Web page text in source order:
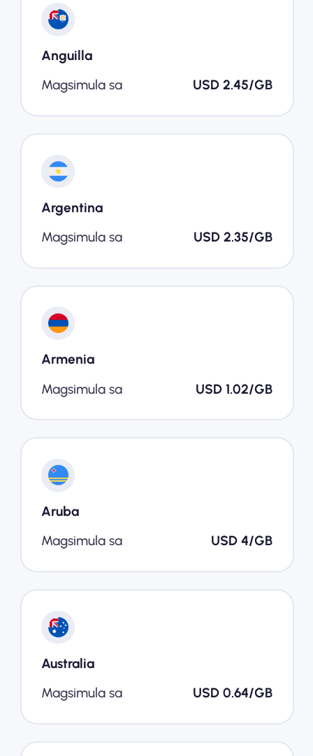
Anguilla
Magsimula sa
USD 2.45/GB
Argentina
Magsimula sa
USD 2.35/GB
Armenia
Magsimula sa
USD 1.02/GB
Aruba
Magsimula sa
USD 4/GB
Australia
Magsimula sa
USD 0.64/GB